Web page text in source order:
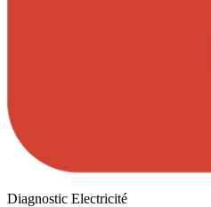
Diagnostic Electricité